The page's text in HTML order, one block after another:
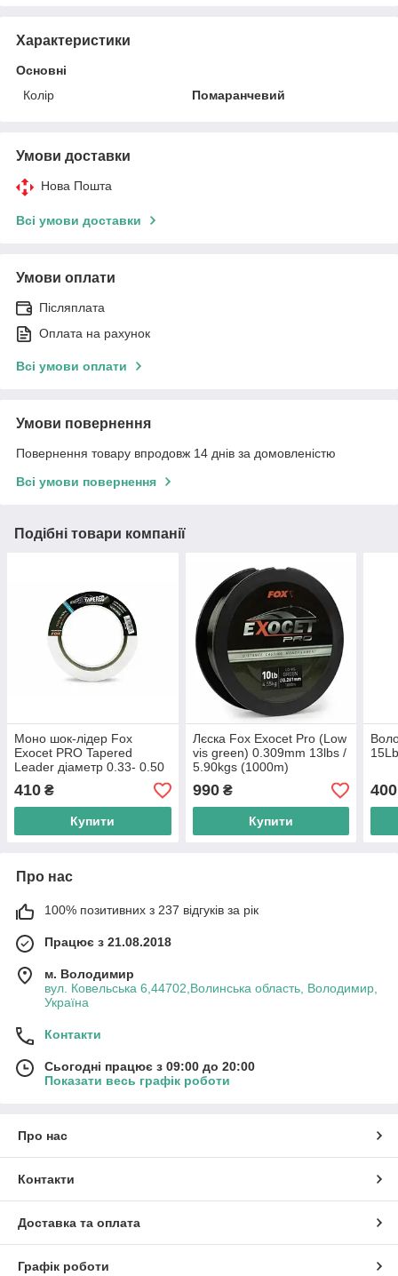
Характеристики
Основні
Колір
Помаранчевий
Умови доставки
Нова Пошта
Всі умови доставки
Умови оплати
Післяплата
Оплата на рахунок
Всі умови оплати
Умови повернення
Повернення товару впродовж 14 днів за домовленістю
Всі умови повернення
Подібні товари компанії
Моно шок-лідер Fox
Exocet PRO Tapered
Leader діаметр 0.33- 0.50
мм
410 ₴
Купити
Лєска Fox Exocet Pro (Low
vis green) 0.309mm 13lbs /
5.90kgs (1000m)
990₴
Купити
400
Про нас
100% позитивних з 237 відгуків за рік
Працює з 21.08.2018
м. Володимир
вул. Ковельська 6,44702,Волинська область, Володимир,
Україна
Контакти
Сьогодні працює з 09:00 до 20:00
Показати весь графік роботи
Про нас
Контакти
Доставка та оплата
Графік роботи